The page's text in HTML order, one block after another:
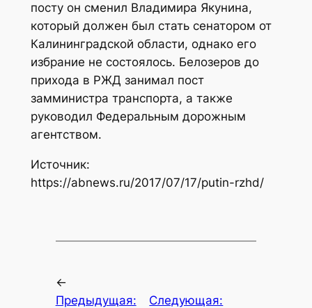
посту он сменил Владимира Якунина,
который должен был стать сенатором от
Калининградской области, однако его
избрание не состоялось. Белозеров до
прихода в РЖД занимал пост
замминистра транспорта, а также
руководил Федеральным дорожным
агентством.
Источник:
https://abnews.ru/2017/07/17/putin-rzhd/
←
Предыдущая:
Следующая: